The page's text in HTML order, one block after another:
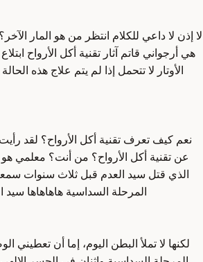
لا إذن لا داعي للكلام انتظر من هو المار
هي أرجواني قاتم آثار تقنية أكل الأرواح
الأوتار لا تتحمل إذا لم يتم علاج هذه
نعم كيف تعرف تقنية أكل الأرواح؟ لقد
عن تقنية أكل الأرواح؟ من أنت؟ معلمي هو
الذي قتل سيد العدم قبل ثلاث سنوات
المرحلة السداسية هاهاهاها سيد
لكنها لا تملأ البطن اليوم، إما أن تعطيني